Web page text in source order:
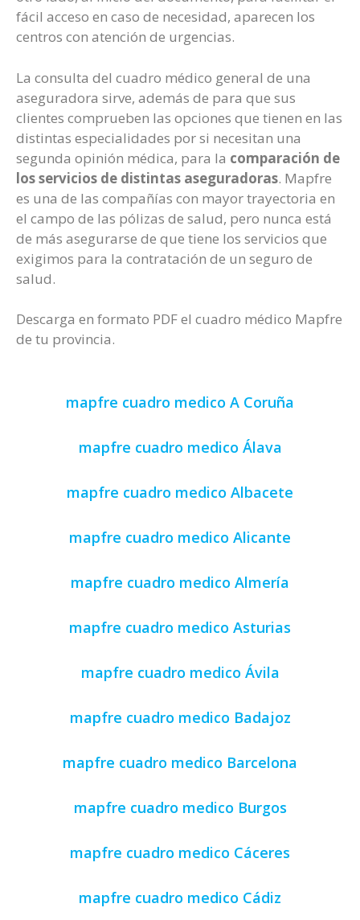
fácil acceso en caso de necesidad, aparecen los
centros con atención de urgencias.
La consulta del cuadro médico general de una
aseguradora sirve, además de para que sus
clientes comprueben las opciones que tienen en las
distintas especialidades por si necesitan una
segunda opinión médica, para la comparación de
los servicios de distintas aseguradoras. Mapfre
es una de las compañías con mayor trayectoria en
el campo de las pólizas de salud, pero nunca está
de más asegurarse de que tiene los servicios que
exigimos para la contratación de un seguro de
salud.
Descarga en formato PDF el cuadro médico Mapfre
de tu provincia.
mapfre cuadro medico A Coruña
mapfre cuadro medico Álava
mapfre cuadro medico Albacete
mapfre cuadro medico Alicante
mapfre cuadro medico Almería
mapfre cuadro medico Asturias
mapfre cuadro medico Ávila
mapfre cuadro medico Badajoz
mapfre cuadro medico Barcelona
mapfre cuadro medico Burgos
mapfre cuadro medico Cáceres
mapfre cuadro medico Cádiz